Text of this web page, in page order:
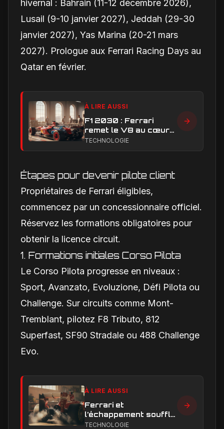
hivernal : Bahrain (11-12 décembre 2026),
Lusail (9-10 janvier 2027), Jeddah (29-30
janvier 2027), Yas Marina (20-21 mars
2027). Prologue aux Ferrari Racing Days au
Qatar en février.
À LIRE AUSSI
F1 2030 : Ferrari
remet le V8 au cœur
du débat sur l’avenir
TECHNOLOGIE
Étapes pour devenir pilote client
Propriétaires de Ferrari éligibles,
commencez par un concessionnaire officiel.
Réservez les formations obligatoires pour
obtenir la licence circuit.
1. Formations initiales Corso Pilota
Le Corso Pilota progresse en niveaux :
Sport, Avanzato, Evoluzione, Défi Pilota ou
Challenge. Sur circuits comme Mont-
Tremblant, pilotez F8 Tributo, 812
Superfast, SF90 Stradale ou 488 Challenge
Evo.
À LIRE AUSSI
Ferrari et
l’échappement soufflé
en Formule 1 : le
TECHNOLOGIE